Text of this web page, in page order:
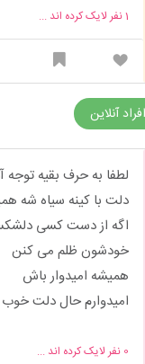
1نفر لایک کرده اند ...
آنلاین
لطفا به حرف بقیه
دلت با کینه سیاه شه
اگه از دست کسی
خودشون ظلم می کنن
همیشه امیدوار باش
امیدوارم حال دلت
0 نفر لایک کرده اند ...